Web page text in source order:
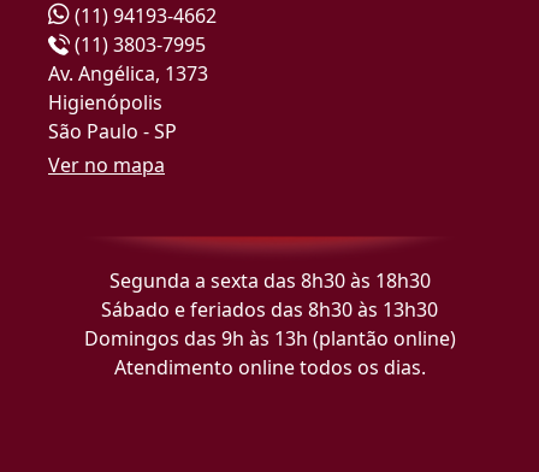
(11) 94193-4662
(11) 3803-7995
Av. Angélica, 1373
Higienópolis
São Paulo - SP
Ver no mapa
Segunda a sexta das 8h30 às 18h30
Sábado e feriados das 8h30 às 13h30
Domingos das 9h às 13h (plantão online)
Atendimento online todos os dias.